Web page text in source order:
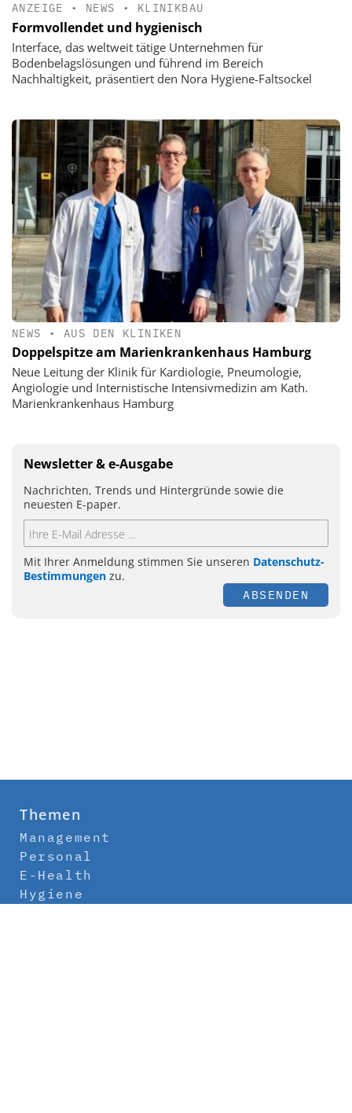
ANZEIGE • NEWS • KLINIKBAU
Formvollendet und hygienisch
Interface, das weltweit tätige Unternehmen für
Bodenbelagslösungen und führend im Bereich
Nachhaltigkeit, präsentiert den Nora Hygiene-Faltsockel
NEWS • AUS DEN KLINIKEN
Doppelspitze am Marienkrankenhaus Hamburg
Neue Leitung der Klinik für Kardiologie, Pneumologie,
Angiologie und Internistische Intensivmedizin am Kath.
Marienkrankenhaus Hamburg
Newsletter & e-Ausgabe
Nachrichten, Trends und Hintergründe sowie die
neuesten E-paper.
Mit Ihrer Anmeldung stimmen Sie unseren Datenschutz-
Bestimmungen zu.
ABSENDEN
Themen
Management
Personal
E-Health
Hygiene